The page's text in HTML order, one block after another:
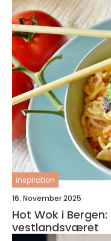
inspiration
16. November 2025
Hot Wok i
vestlandsværet